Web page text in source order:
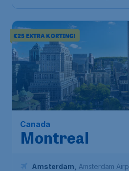
€25 EXTRA KORTING!
Canada
Montreal
Amsterdam
Amsterdam